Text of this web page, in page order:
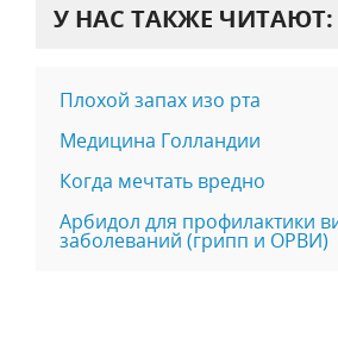
У НАС ТАКЖЕ ЧИТАЮТ:
Плохой запах изо рта
Медицина Голландии
Когда мечтать вредно
Арбидол для профилактики
заболеваний (грипп и ОРВИ)